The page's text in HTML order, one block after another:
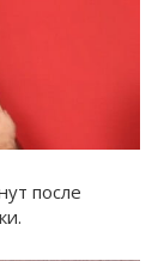
после